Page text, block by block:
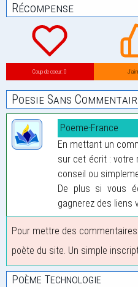
Récompense
Coup de coeur: 0
Poesie Sans
Poeme-France
En mettant un
sur cet écrit : votre
conseil ou
De plus si vous
gagnerez des liens
Pour mettre des
poète du site. Un simple
Poème Technologie